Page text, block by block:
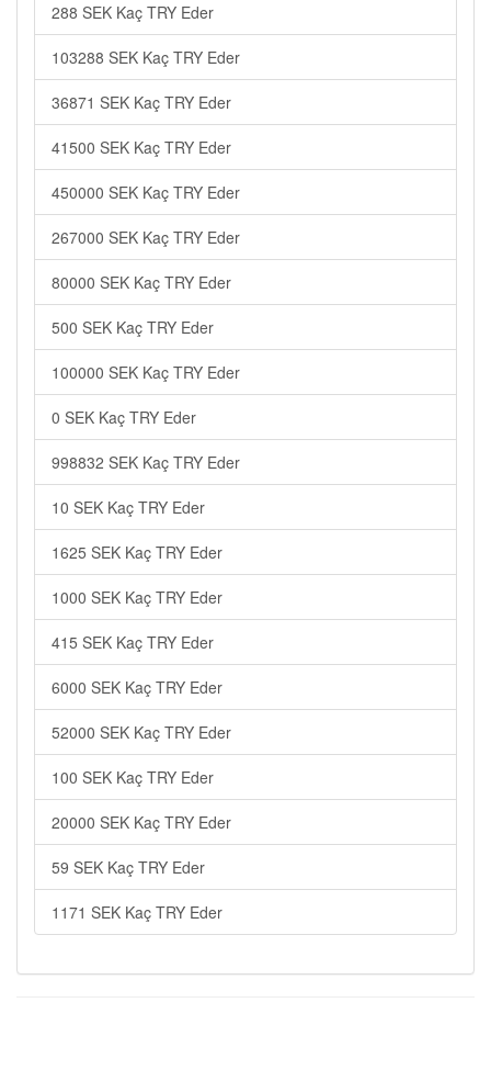
288 SEK Kaç TRY Eder
103288 SEK Kaç TRY Eder
36871 SEK Kaç TRY Eder
41500 SEK Kaç TRY Eder
450000 SEK Kaç TRY Eder
267000 SEK Kaç TRY Eder
80000 SEK Kaç TRY Eder
500 SEK Kaç TRY Eder
100000 SEK Kaç TRY Eder
0 SEK Kaç TRY Eder
998832 SEK Kaç TRY Eder
10 SEK Kaç TRY Eder
1625 SEK Kaç TRY Eder
1000 SEK Kaç TRY Eder
415 SEK Kaç TRY Eder
6000 SEK Kaç TRY Eder
52000 SEK Kaç TRY Eder
100 SEK Kaç TRY Eder
20000 SEK Kaç TRY Eder
59 SEK Kaç TRY Eder
1171 SEK Kaç TRY Eder